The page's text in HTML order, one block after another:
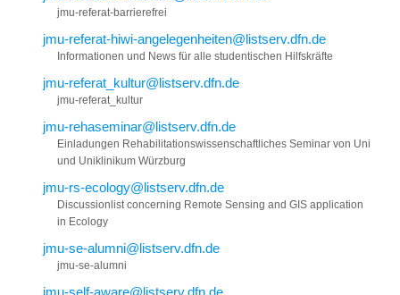
jmu-referat-barrierefrei
jmu-referat-hiwi-angelegenheiten@listserv.dfn.de
Informationen und News für alle studentischen Hilfskräfte
jmu-referat_kultur@listserv.dfn.de
jmu-referat_kultur
jmu-rehaseminar@listserv.dfn.de
Einladungen Rehabilitationswissenschaftliches Seminar von Uni
und Uniklinikum Würzburg
jmu-rs-ecology@listserv.dfn.de
Discussionlist concerning Remote Sensing and GIS application
in Ecology
jmu-se-alumni@listserv.dfn.de
jmu-se-alumni